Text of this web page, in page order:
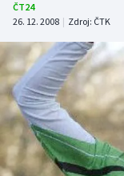
Atletika
Cyklistika
DALŠÍ SPORTY
Americký fotbal
NEPŘEHLÉDNĚTE
ČT24
26. 12. 2008 | Zdroj: ČTK